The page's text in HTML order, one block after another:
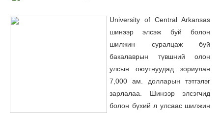
University of Central Arkansas
шинээр элсэж буй болон
шилжин суралцаж буй
бакалаврын түвшний олон
улсын оюутнуудад зориулан
7,000 ам. долларын тэтгэлэг
зарлалаа. Шинээр элсэгчид
болон бүхий л улсаас шилжин